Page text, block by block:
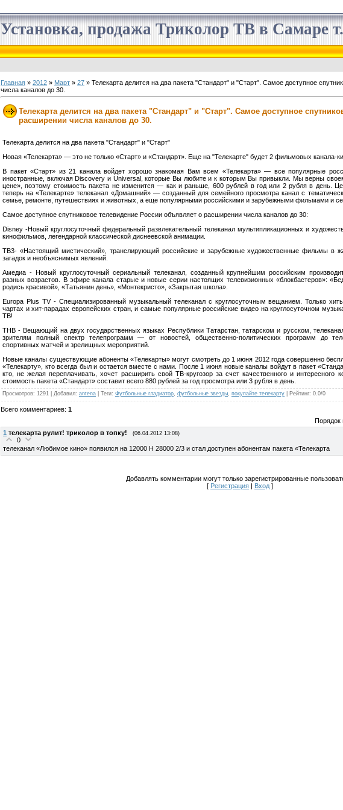
Установка, продажа Триколор ТВ в Самаре
Главная » 2012 » Март » 27 » Телекарта делится на два пакета "Стандарт" и "Старт". Самое доступное
числа каналов до 30.
Телекарта делится на два пакета "Стандарт" и "Старт". Самое доступное
расширении числа каналов до 30.
Телекарта делится на два пакета "Стандарт" и "Старт"
Новая «Телекарта» — это не только «Старт» и «Стандарт». Еще на "Телекарте" будет 2 фильмовых канала-
В пакет «Старт» из 21 канала войдет хорошо знакомая Вам всем «Телекарта» — все популярные
иностранные, включая Discovery и Universal, которые Вы любите и к которым Вы привыкли. Мы верны
цене», поэтому стоимость пакета не изменится — как и раньше, 600 рублей в год или 2 рубля в день.
теперь на «Телекарте» телеканал «Домашний» — созданный для семейного просмотра канал с
семье, ремонте, путешествиях и животных, а еще популярными российскими и зарубежными фильмами и
Самое доступное спутниковое телевидение России объявляет о расширении числа каналов до 30:
Disney -Новый круглосуточный федеральный развлекательный телеканал мультипликационных и
кинофильмов, легендарной классической диснеевской анимации.
ТВ3- «Настоящий мистический», транслирующий российские и зарубежные художественные фильмы в
загадок и необъяснимых явлений.
Амедиа - Новый круглосуточный сериальный телеканал, созданный крупнейшим российским
разных возрастов. В эфире канала старые и новые серии настоящих телевизионных «блокбастеров»:
родись красивой», «Татьянин день», «Монтекристо», «Закрытая школа».
Europa Plus TV - Специализированный музыкальный телеканал с круглосуточным вещанием. Только
чартах и хит-парадах европейских стран, и самые популярные российские видео на круглосуточном
ТВ!
ТНВ - Вещающий на двух государственных языках Республики Татарстан, татарском и русском,
зрителям полный спектр телепрограмм — от новостей, общественно-политических программ до
спортивных матчей и зрелищных мероприятий.
Новые каналы существующие абоненты «Телекарты» могут смотреть до 1 июня 2012 года совершенно
«Телекарту», кто всегда был и остается вместе с нами. После 1 июня новые каналы войдут в пакет
кто, не желая переплачивать, хочет расширить свой ТВ-кругозор за счет качественного и интересного
стоимость пакета «Стандарт» составит всего 880 рублей за год просмотра или 3 рубля в день.
Просмотров: 1291 Добавил: antena Теги: Футбольные гладиатор футбольные звезды покупайте телекарту Рейтинг: 0.0/0
Всего комментариев: 1
Порядок
1 телекарта рулит! триколор в топку! (06.04.2012 13:08)
0
телеканал «Любимое кино» появился на 12000 H 28000 2/3 и стал доступен абонентам пакета «Телекарта
Добавлять комментарии могут только зарегистрированные
[ Регистрация | Вход ]